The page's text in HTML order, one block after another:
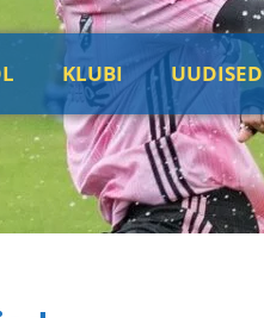
KLUBI UUDISED